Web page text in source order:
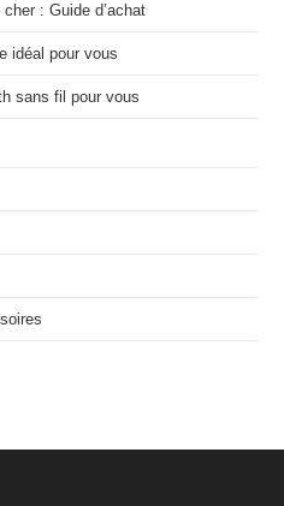
: Guide d’achat
idéal pour vous
sans fil pour vous